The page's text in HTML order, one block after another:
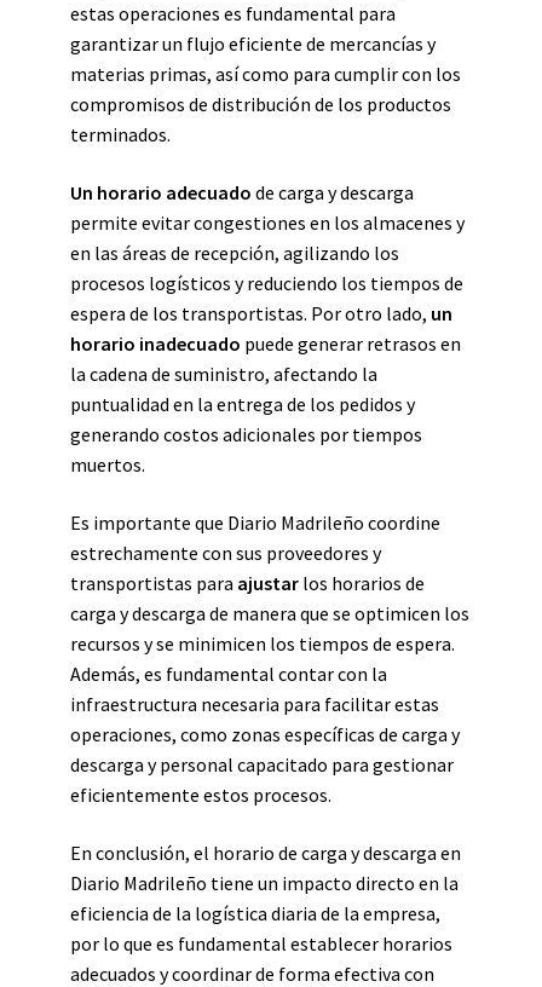
estas operaciones es fundamental para
garantizar un flujo eficiente de mercancías y
materias primas, así como para cumplir con los
compromisos de distribución de los productos
terminados.
Un horario adecuado de carga y descarga
permite evitar congestiones en los almacenes y
en las áreas de recepción, agilizando los
procesos logísticos y reduciendo los tiempos de
espera de los transportistas. Por otro lado, un
horario inadecuado puede generar retrasos en
la cadena de suministro, afectando la
puntualidad en la entrega de los pedidos y
generando costos adicionales por tiempos
muertos.
Es importante que Diario Madrileño coordine
estrechamente con sus proveedores y
transportistas para ajustar los horarios de
carga y descarga de manera que se optimicen los
recursos y se minimicen los tiempos de espera.
Además, es fundamental contar con la
infraestructura necesaria para facilitar estas
operaciones, como zonas específicas de carga y
descarga y personal capacitado para gestionar
eficientemente estos procesos.
En conclusión, el horario de carga y descarga en
Diario Madrileño tiene un impacto directo en la
eficiencia de la logística diaria de la empresa,
por lo que es fundamental establecer horarios
adecuados y coordinar de forma efectiva con